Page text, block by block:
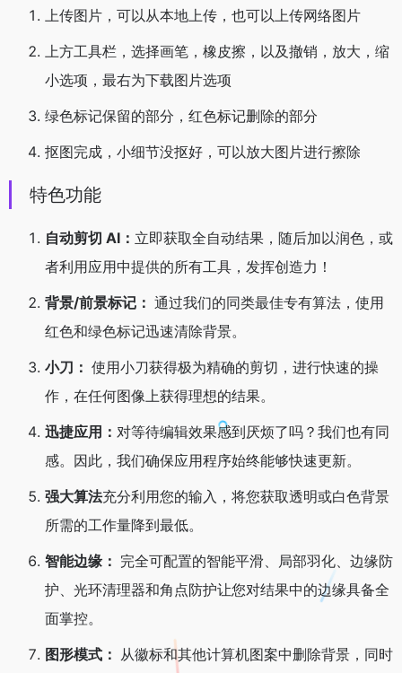
上传图片，可以从本地上传，也可以上传网络图片
上方工具栏，选择画笔，橡皮擦，以及撤销，放大，缩
小选项，最右为下载图片选项
绿色标记保留的部分，红色标记删除的部分
抠图完成，小细节没抠好，可以放大图片进行擦除
特色功能
自动剪切 AI： 立即获取全自动结果，随后加以润色，或
者利用应用中提供的所有工具，发挥创造力！
背景/前景标记： 通过我们的同类最佳专有算法，使用
红色和绿色标记迅速清除背景。
小刀： 使用小刀获得极为精确的剪切，进行快速的操
作，在任何图像上获得理想的结果。
迅捷应用： 对等待编辑效果感到厌烦了吗？我们也有同
感。因此，我们确保应用程序始终能够快速更新。
强大算法充分利用您的输入，将您获取透明或白色背景
所需的工作量降到最低。
智能边缘： 完全可配置的智能平滑、局部羽化、边缘防
护、光环清理器和角点防护让您对结果中的边缘具备全
面掌控。
图形模式： 从徽标和其他计算机图案中删除背景，同时